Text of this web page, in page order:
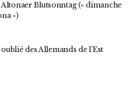
Altonaer Blutsonntag (« dimanche
»)
des Allemands de l’Est